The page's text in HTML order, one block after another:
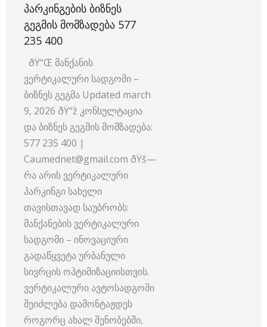
ᲞᲐᲠᲙᲘᲜᲒᲔᲑᲘᲡ ᲑᲘᲖᲜᲔᲡ
ᲒᲔᲒᲛᲘᲡ ᲛᲝᲛᲖᲐᲓᲔᲑᲐ 577
235 400
ðŸ“Œ მანქანის
ვერტიკალური სადგომი –
ბიზნეს გეგმა Updated march
9, 2026 ðŸ“ž კონსულტაცია
და ბიზნეს გეგმის მომზადება:
577 235 400 |
Caumednet@gmail.com ðŸš—
რა არის ვერტიკალური
პარკინგი სახელი
თავისთავად საუბრობს:
მანქანების ვერტიკალური
სადგომი – ინოვაციური
გადაწყვეტა ურბანული
სივრცის ოპტიმიზაციისთვის.
ვერტიკალური ავტოსადგომი
შეიძლება დამონტაჟდეს
როგორც ახალ შენობებში,